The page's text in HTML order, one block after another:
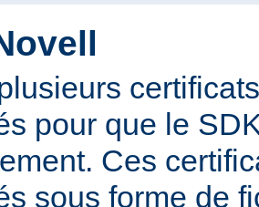
pour que le
Ces
sous forme de